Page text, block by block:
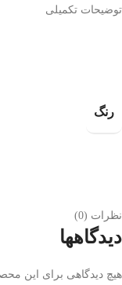
توضیحات تکمیلی
رنگ
نظرات (0)
دیدگاهها
هیچ دیدگاهی برای این